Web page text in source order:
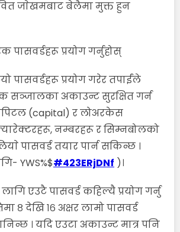
जाेखमबाट बेलैमा मुक्त हुन
पासवर्डहरू प्रयोग गर्नुहोस्
पासवर्डहरू प्रयोग गरेर तपाईंले
सञ्जालका अकाउन्ट सुरक्षित गर्न
(capital) र लोअरकेस
नम्बरहरू र सिम्नबोलको
पासवर्ड तयार पार्न सकिन्छ ।
YWS%$#423ERjDNf )।
एउटै पासवर्ड कहिल्यै प्रयोग गर्नु
८ देखि १६ अक्षर लामो पासवर्ड
। यदि एउटा अकाउन्ट मात्र पनि